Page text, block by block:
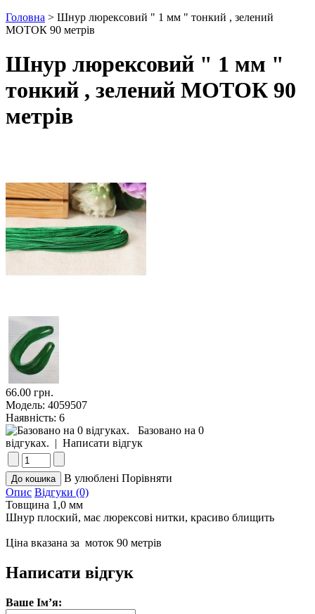
Головна > Шнур люрексовий " 1 мм " тонкий , зелений
МОТОК 90 метрів
Шнур люрексовий " 1 мм "
тонкий , зелений МОТОК 90
метрів
66.00 грн.
Модель: 4059507
Наявність: 6
Базовано на 0
відгуках. | Написати відгук
В улюблені Порівняти
Опис Відгуки (0)
Товщина 1,0 мм
Шнур плоский, має люрексові нитки, красиво блищить
Ціна вказана за моток 90 метрів
Написати відгук
Ваше Ім’я: